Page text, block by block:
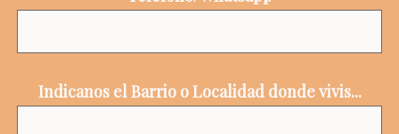
Indicanos el Barrio o Localidad donde vivis...